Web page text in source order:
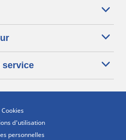
service
Cookies
d'utilisation
personnelles